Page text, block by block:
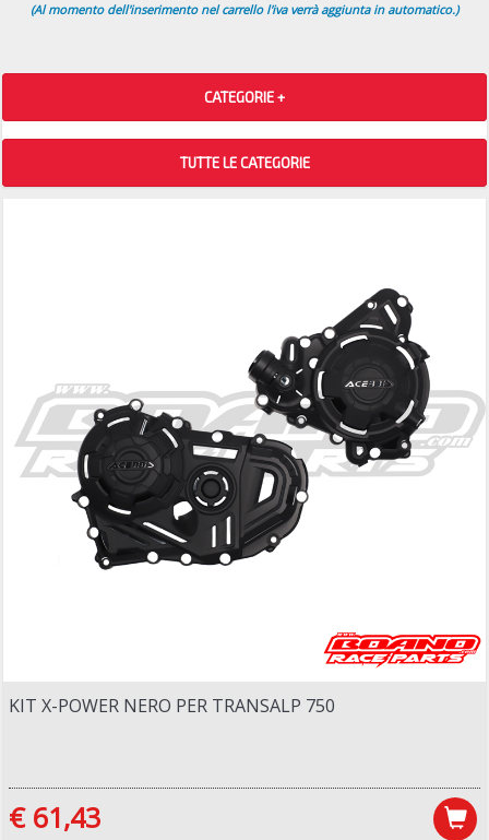
(Al momento dell'inserimento nel carrello l'iva verrà aggiunta in automatico.)
CATEGORIE +
TUTTE LE CATEGORIE
KIT X-POWER NERO PER TRANSALP 750
€ 61,43